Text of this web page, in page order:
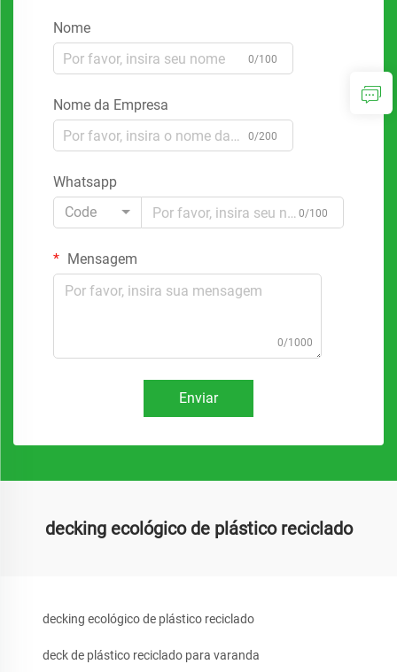
Nome
0/100
Nome da Empresa
0/200
Whatsapp
Code
0/100
Mensagem
0/1000
Enviar
decking ecológico de plástico reciclado
decking ecológico de plástico reciclado
deck de plástico reciclado para varanda